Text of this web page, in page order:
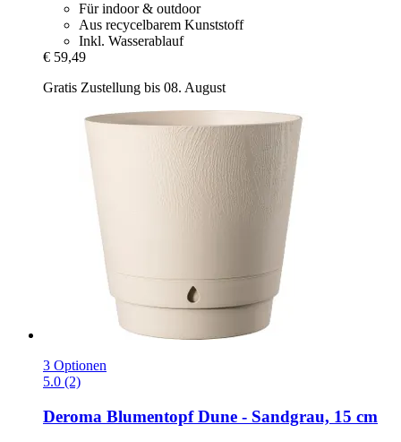
Für indoor & outdoor
Aus recycelbarem Kunststoff
Inkl. Wasserablauf
€ 59,49
Gratis Zustellung bis 08. August
3 Optionen
5.0 (2)
Deroma Blumentopf Dune -​ Sandgrau, 15 cm